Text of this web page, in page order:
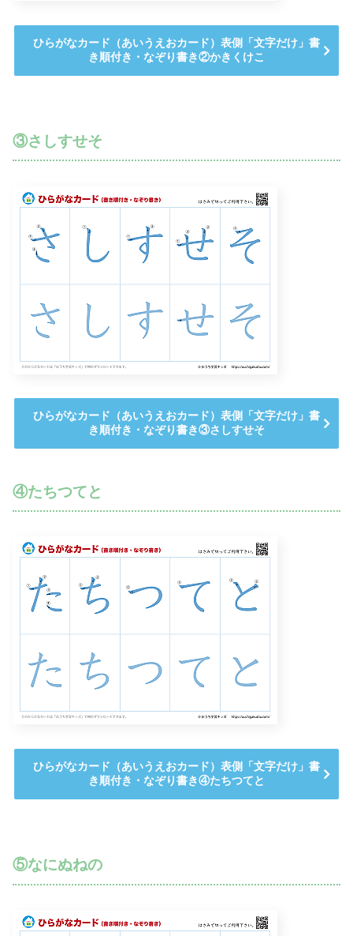
ひらがなカード（あいうえおカード）表側「文字だけ」書
き順付き・なぞり書き②かきくけこ
③さしすせそ
ひらがなカード（あいうえおカード）表側「文字だけ」書
き順付き・なぞり書き③さしすせそ
④たちつてと
ひらがなカード（あいうえおカード）表側「文字だけ」書
き順付き・なぞり書き④たちつてと
⑤なにぬねの